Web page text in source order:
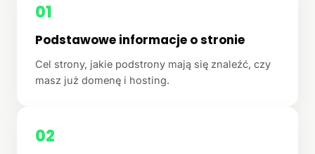
01
Podstawowe informacje o stronie
Cel strony, jakie podstrony mają się znaleźć, czy
masz już domenę i hosting.
02